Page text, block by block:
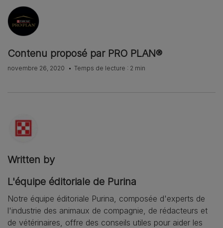
Contenu proposé par PRO PLAN®
novembre 26, 2020 Temps de lecture : 2 min
Written by
L'équipe éditoriale de Purina
Notre équipe éditoriale Purina, composée d'experts de
l'industrie des animaux de compagnie, de rédacteurs et
de vétérinaires, offre des conseils utiles pour aider les